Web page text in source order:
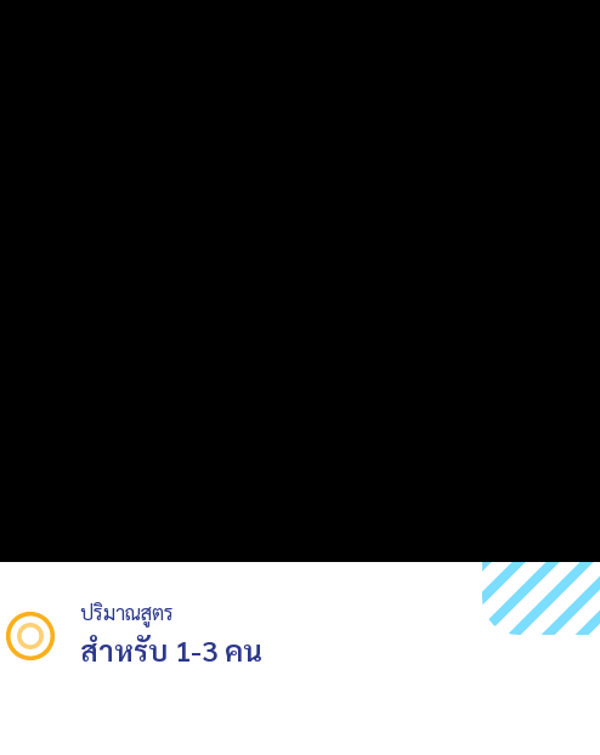
ปริมาณสูตร
สำหรับ 1-3 คน